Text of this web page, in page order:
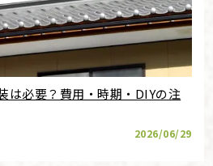
は必要？費用・時期・DIYの注
2026/06/29